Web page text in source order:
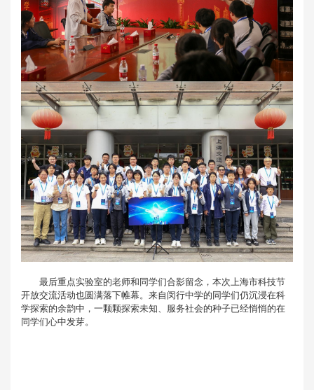
最后重点实验室的老师和同学们合影留念，本次上海市科技节
开放交流活动也圆满落下帷幕。来自闵行中学的同学们仍沉浸在科
学探索的余韵中，一颗颗探索未知、服务社会的种子已经悄悄的在
同学们心中发芽。